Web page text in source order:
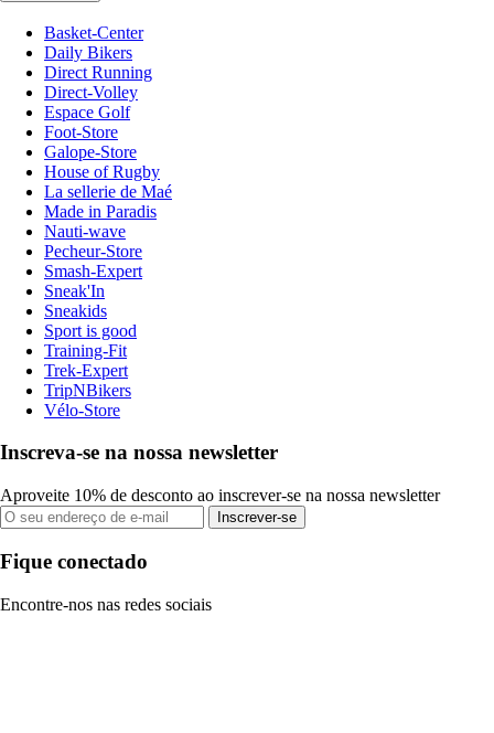
Basket-Center
Daily Bikers
Direct Running
Direct-Volley
Espace Golf
Foot-Store
Galope-Store
House of Rugby
La sellerie de Maé
Made in Paradis
Nauti-wave
Pecheur-Store
Smash-Expert
Sneak'In
Sneakids
Sport is good
Training-Fit
Trek-Expert
TripNBikers
Vélo-Store
Inscreva-se na nossa newsletter
Aproveite 10% de desconto ao inscrever-se na nossa newsletter
Inscrever-se
Fique conectado
Encontre-nos nas redes sociais